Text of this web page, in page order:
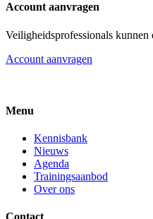
Account aanvragen
Veiligheidsprofessionals kunnen
Account aanvragen
Menu
Kennisbank
Nieuws
Agenda
Trainingsaanbod
Over ons